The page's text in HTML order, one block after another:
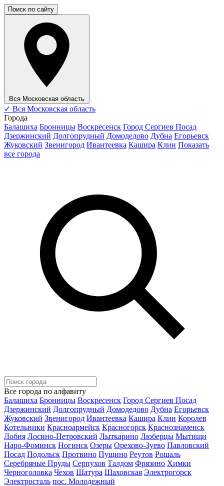
Поиск по сайту
Вся Московская область
✓ Вся Московская область
Города
Балашиха Бронницы Воскресенск Город Сергиев Посад
Дзержинский Долгопрудный Домодедово Дубна Егорьевск
Жуковский Звенигород Ивантеевка Кашира Клин Показать
все города
Все города по алфавиту
Балашиха Бронницы Воскресенск Город Сергиев Посад
Дзержинский Долгопрудный Домодедово Дубна Егорьевск
Жуковский Звенигород Ивантеевка Кашира Клин Королев
Котельники Красноармейск Красногорск Краснознаменск
Лобня Лосино-Петровский Лыткарино Люберцы Мытищи
Наро-Фоминск Ногинск Озеры Орехово-Зуево Павловский
Посад Подольск Протвино Пущино Реутов Рошаль
Серебряные Пруды Серпухов Талдом Фрязино Химки
Черноголовка Чехов Шатура Шаховская Электрогорск
Электросталь пос. Молодежный